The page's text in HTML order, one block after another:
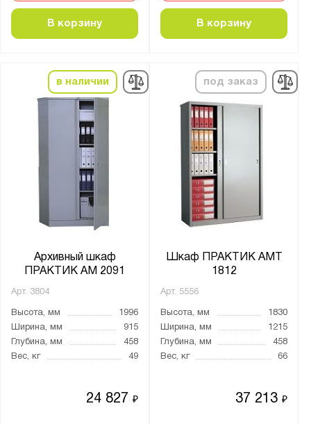
В корзину В корзину
в наличии
Архивный шкаф
ПРАКТИК AM 2091
Арт. 3804
Высота, мм
1996
Ширина, мм
915
Глубина, мм
458
Вес, кг
49
24 827₽
под заказ
Шкаф ПРАКТИК AMT
1812
Арт. 5556
Высота, мм
1830
Ширина, мм
1215
Глубина, мм
458
Вес, кг
66
37 213₽